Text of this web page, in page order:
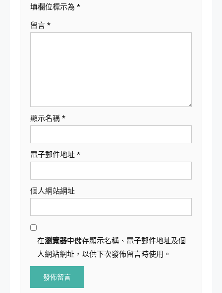
填欄位標示為 *
留言 *
顯示名稱 *
電子郵件地址 *
個人網站網址
在瀏覽器中儲存顯示名稱、電子郵件地址及個
人網站網址，以供下次發佈留言時使用。